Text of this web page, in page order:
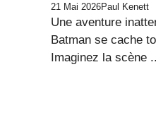
21 Mai 2026Paul Kenett
Une aventure
Batman se cache
Imaginez la scène